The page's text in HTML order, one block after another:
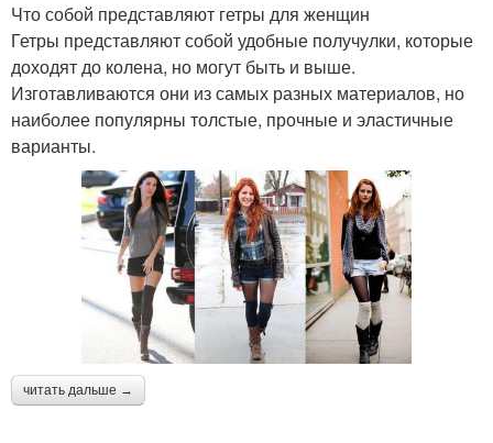
Что собой представляют гетры для женщин
Гетры представляют собой удобные получулки, которые
доходят до колена, но могут быть и выше.
Изготавливаются они из самых разных материалов, но
наиболее популярны толстые, прочные и эластичные
варианты.
читать дальше →